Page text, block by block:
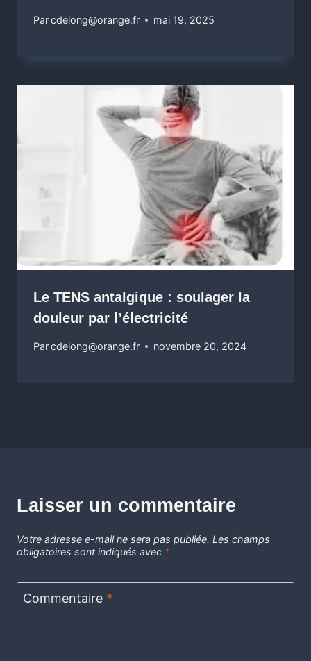
Parcdelong@orange.fr mai 19, 2025
Le TENS antalgique : soulager la
douleur par l’électricité
Parcdelong@orange.fr novembre 20, 2024
Laisser un commentaire
Votre adresse e-mail ne sera pas publiée. Les champs
obligatoires sont indiqués avec *
Commentaire *